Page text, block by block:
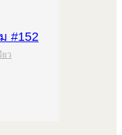
#152
ว